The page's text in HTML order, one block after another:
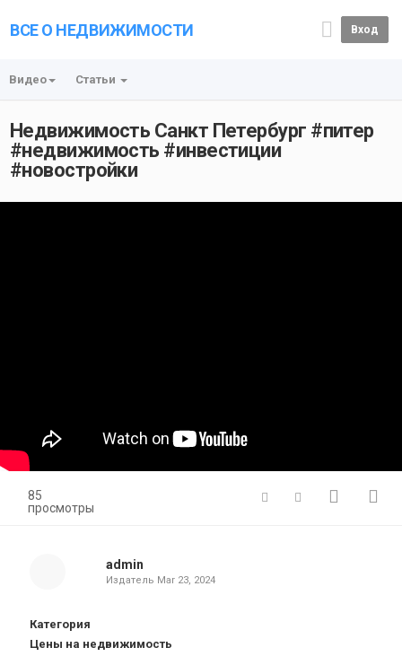
ВСЕ О НЕДВИЖИМОСТИ Вход
Видео Статьи
Недвижимость Санкт Петербург #питер
#недвижимость #инвестиции
#новостройки
85
просмотры
admin
Издатель Mar 23, 2024
Категория
Цены на недвижимость